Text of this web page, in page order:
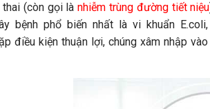
thai (còn gọi lànhiễm trùng đường tiết niệu
bệnh phổ biến nhất là vi khuẩn
điều kiện thuận lợi, chúng xâm nhập